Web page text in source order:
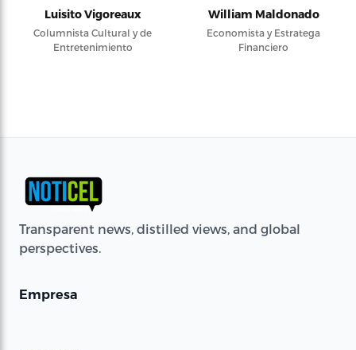
Luisito Vigoreaux
Columnista Cultural y de
Entretenimiento
William Maldonado
Economista y Estratega
Financiero
Transparent news, distilled views, and global
perspectives.
Empresa